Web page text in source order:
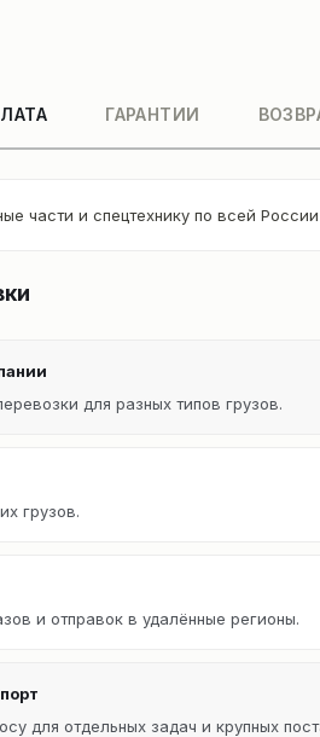
ГАРАНТИИ
части и спецтехнику по всей
для разных типов грузов.
грузов.
и отправок в удалённые регионы.
для отдельных задач и крупных